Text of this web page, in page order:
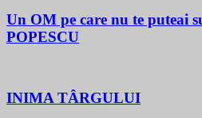
Un OM pe care nu te puteai
POPESCU
INIMA TÂRGULUI